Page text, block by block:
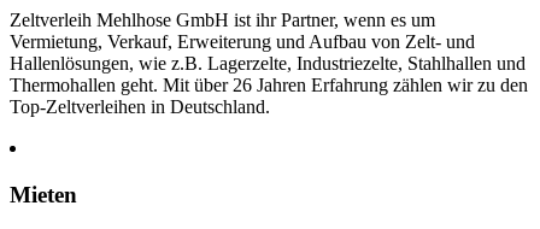
Zeltverleih Mehlhose GmbH ist ihr Partner, wenn es um
Vermietung, Verkauf, Erweiterung und Aufbau von Zelt- und
Hallenlösungen, wie z.B. Lagerzelte, Industriezelte, Stahlhallen und
Thermohallen geht. Mit über 26 Jahren Erfahrung zählen wir zu den
Top-Zeltverleihen in Deutschland.
Mieten